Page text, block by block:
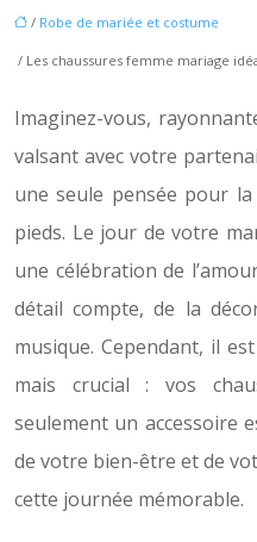
/ Robe de mariée et costume
/ Les chaussures femme mariage
Imaginez-vous,
valsant avec votre
une seule pensée pour
pieds. Le jour de votre
une célébration de
détail compte, de la
musique. Cependant, il
mais crucial : vos
seulement un accessoire
de votre bien-être et de
cette journée mémorable.